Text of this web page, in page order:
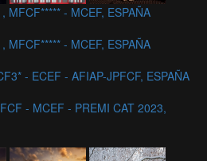
, MFCF***** - MCEF, ESPAÑA
, MFCF***** - MCEF, ESPAÑA
- ECEF - AFIAP-JPFCF, ESPAÑA
- MCEF - PREMI CAT 2023,